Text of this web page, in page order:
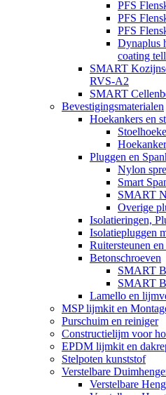
PFS
PFS
PFS
Dynaplus
coating
SMART
RVS-A2
SMART
Bevestigingsmaterialen
Hoekankers en
Pluggen en
Nylon
Smart
SMART
Overige
Isolatieringen,
Isolatiepluggen
Ruitersteunen
Betonschroeven
SMART
SMART
Lamello en
MSP lijmkit en
Purschuim en reiniger
Constructielijm voor
EPDM lijmkit en
Stelpoten kunststof
Verstelbare
Verstelbare